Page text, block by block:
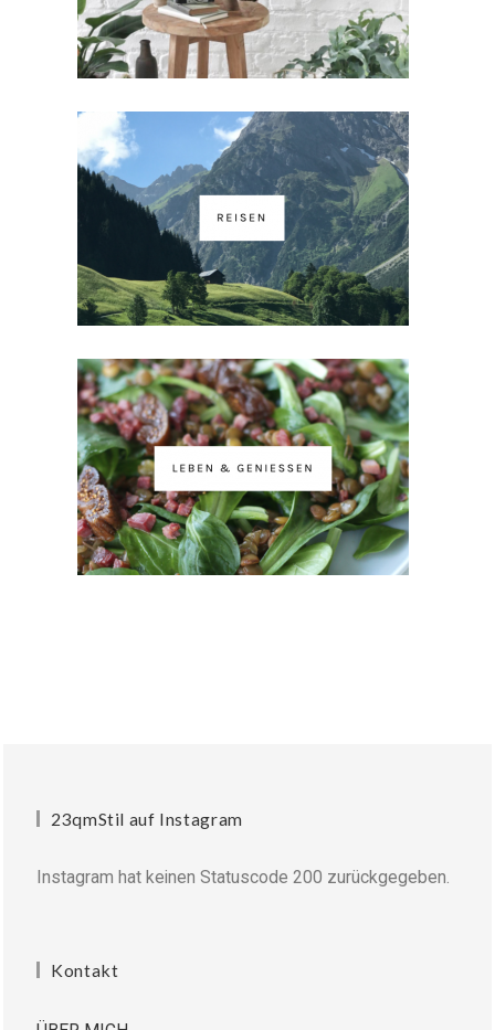
23qmStil auf Instagram
Instagram hat keinen Statuscode 200 zurückgegeben.
Kontakt